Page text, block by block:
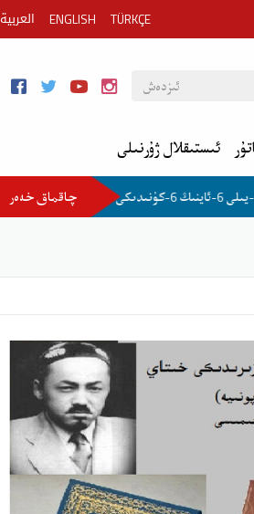
العربية ENGLISH TÜRKÇE
ئىستىقلال ژۇرنىلى
چاقماق خەەر 2026-يىلى 6-ئاينىڭ 6-كۈنىدىكى مۇھىم خەۋەر